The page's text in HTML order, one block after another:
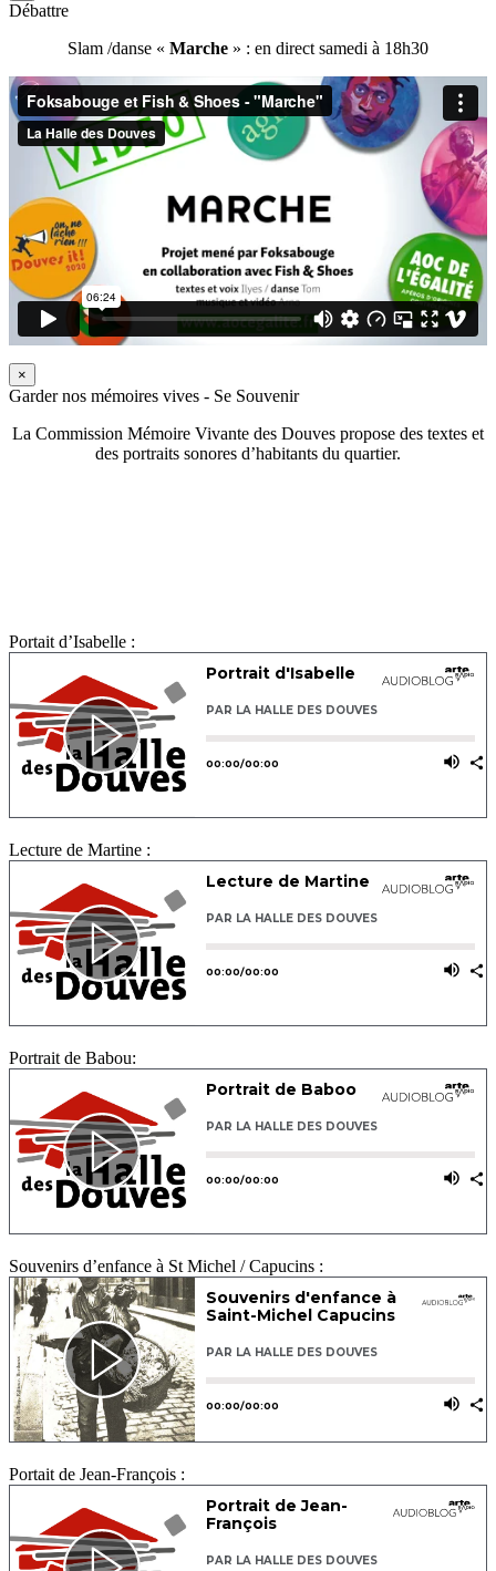
Débattre
Slam /danse « Marche » : en direct samedi à 18h30
×
Garder nos mémoires vives - Se Souvenir
La Commission Mémoire Vivante des Douves propose des textes et
des portraits sonores d’habitants du quartier.
Portait d’Isabelle :
Lecture de Martine :
Portrait de Babou:
Souvenirs d’enfance à St Michel / Capucins :
Portait de Jean-François :